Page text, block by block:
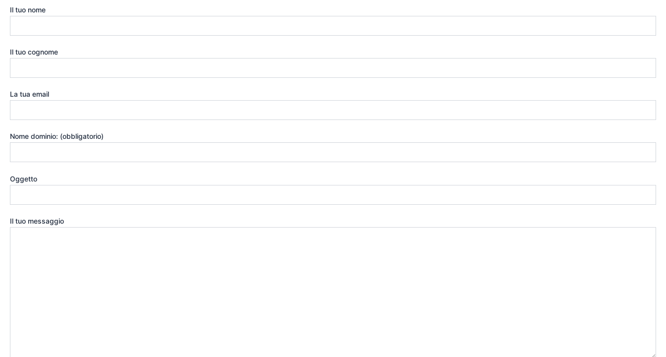
Il tuo nome
Il tuo cognome
La tua email
Nome dominio: (obbligatorio)
Oggetto
Il tuo messaggio